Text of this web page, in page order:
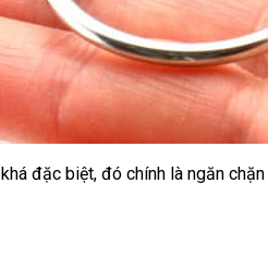
to
khá so
đặc biệtgần
, đó chính là ngăn chặn